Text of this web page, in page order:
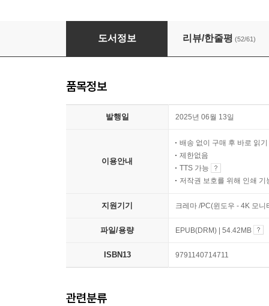
미술관에 간 할미
도서정보 리뷰/한줄평 (52/61)
품목정보
발행일 2025년 06월 13일
이용안내
배송 없이 구매 후 바로 읽기
제한없음
TTS 가능
저작권 보호를 위해 인쇄 기
지원기기 크레마 /PC(윈도우 - 4K 모
파일/용량 EPUB(DRM) | 54.42MB
ISBN13 9791140714711
관련분류